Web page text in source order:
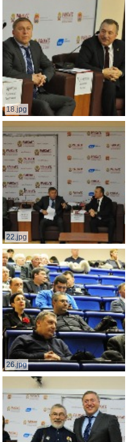
18.jpg
22.jpg
26.jpg